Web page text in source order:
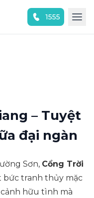
1555
– Tuyệt
đại ngàn
Sơn, Cổng Trời
bức tranh thủy mặc
hữu tình mà